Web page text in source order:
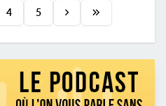
4 5